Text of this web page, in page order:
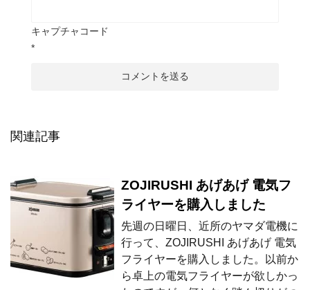
キャプチャコード
*
関連記事
ZOJIRUSHI あげあげ 電気フ
ライヤーを購入しました
先週の日曜日、近所のヤマダ電機に
行って、ZOJIRUSHI あげあげ 電気
フライヤーを購入しました。以前か
ら卓上の電気フライヤーが欲しかっ